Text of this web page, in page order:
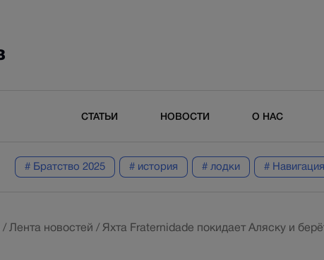
СТАТЬИ НОВОСТИ О НАС
# Братство 2025 # история # лодки #
/ Лента новостей / Яхта Fraternidade покидает Аляску и